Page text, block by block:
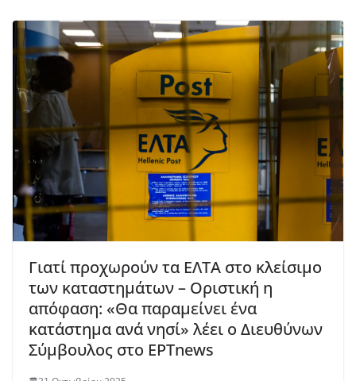
Γιατί προχωρούν τα ΕΛΤΑ στο κλείσιμο
των καταστημάτων – Οριστική η
απόφαση: «Θα παραμείνει ένα
κατάστημα ανά νησί» λέει ο Διευθύνων
Σύμβουλος στο ΕΡΤnews